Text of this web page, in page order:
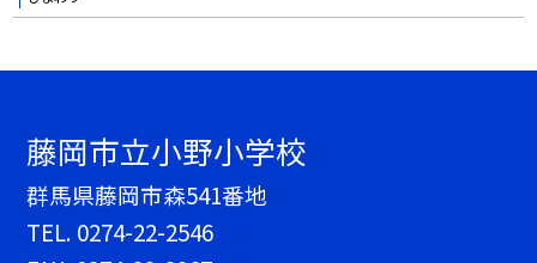
藤岡市立小野小学校
群馬県藤岡市森541番地
TEL. 0274-22-2546